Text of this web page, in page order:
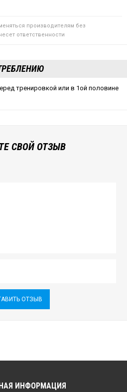
производителям без
ответственности
тренировкой или в 1ой половине
СВОЙ ОТЗЫВ
ОТЗЫВ
ИНФОРМАЦИЯ